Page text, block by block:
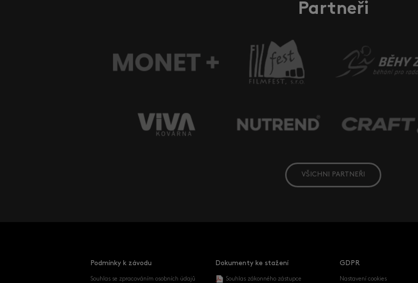
Partneři
VŠICHNI PARTNEŘI
Podmínky k závodu
Souhlas se zpracováním osobních údajů
Dokumenty ke stažení
Souhlas zákonného zástupce
GDPR
Nastavení cookies